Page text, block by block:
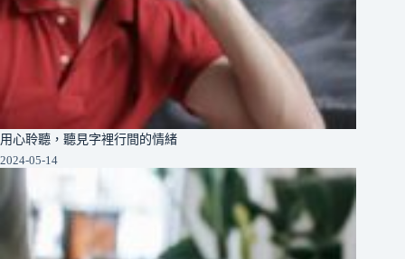
用心聆聽，聽見字裡行間的情緒
2024-05-14